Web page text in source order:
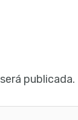
publicada.